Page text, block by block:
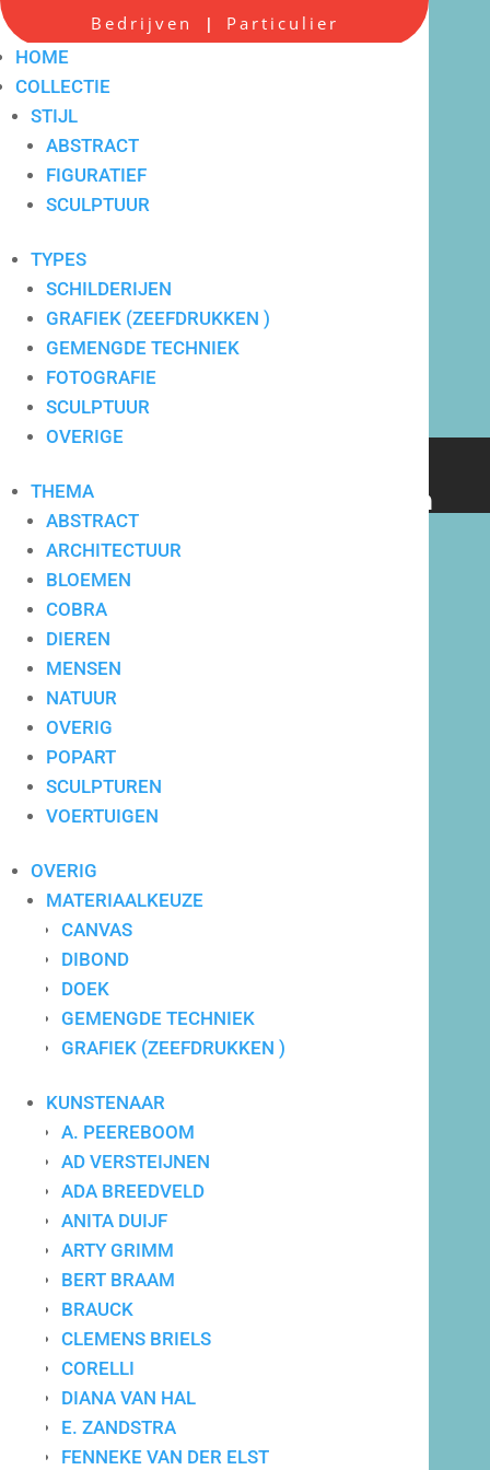
Bedrijven | Particulier
HOME
COLLECTIE
STIJL
ABSTRACT
FIGURATIEF
SCULPTUUR
TYPES
SCHILDERIJEN
GRAFIEK (ZEEFDRUKKEN )
GEMENGDE TECHNIEK
FOTOGRAFIE
SCULPTUUR
OVERIGE
THEMA
ABSTRACT
ARCHITECTUUR
BLOEMEN
COBRA
DIEREN
MENSEN
NATUUR
OVERIG
POPART
SCULPTUREN
VOERTUIGEN
OVERIG
MATERIAALKEUZE
CANVAS
DIBOND
DOEK
GEMENGDE TECHNIEK
GRAFIEK (ZEEFDRUKKEN )
KUNSTENAAR
A. PEEREBOOM
AD VERSTEIJNEN
ADA BREEDVELD
ANITA DUIJF
ARTY GRIMM
BERT BRAAM
BRAUCK
CLEMENS BRIELS
CORELLI
DIANA VAN HAL
E. ZANDSTRA
FENNEKE VAN DER ELST
Scherpe all-in prijzen
Hoge service op locatie
Verkoop en verhuur van
bedrijven en particulieren